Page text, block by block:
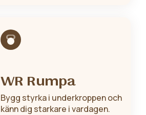
WR Rumpa
Bygg styrka i underkroppen och
känn dig starkare i vardagen.